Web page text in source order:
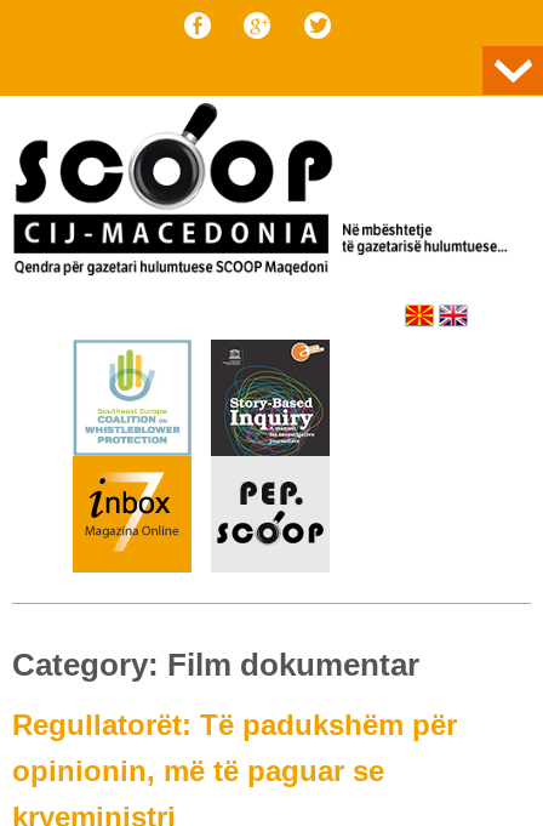
Category: Film dokumentar
Regullatorët: Të padukshëm për
opinionin, më të paguar se
kryeministri